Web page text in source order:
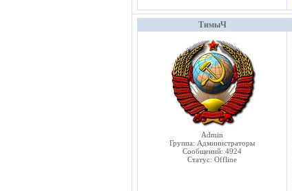
ТимыЧ
Admin
Группа: Администраторы
Сообщений: 4924
Статус: Offline